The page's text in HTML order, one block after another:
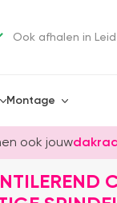
Ook afhalen in
Montage
ook jouw